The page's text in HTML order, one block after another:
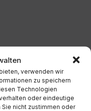
verwenden wir
zu speichern
Technologien
oder eindeutige
nicht zustimmen oder